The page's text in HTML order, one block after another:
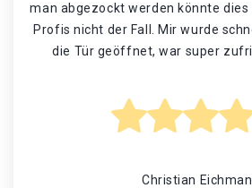
man abgezockt werden könnte dies
Profis nicht der Fall. Mir wurde
die Tür geöffnet, war super
Christian